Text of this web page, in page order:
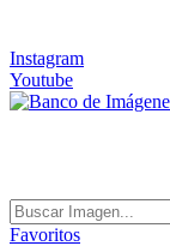
Instagram
Youtube
Favoritos